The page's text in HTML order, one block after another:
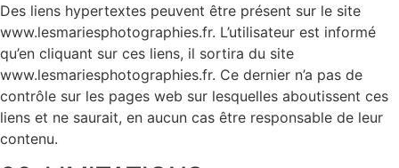
Des liens hypertextes peuvent être présent sur le site
www.lesmariesphotographies.fr. L’utilisateur est informé
qu’en cliquant sur ces liens, il sortira du site
www.lesmariesphotographies.fr. Ce dernier n’a pas de
contrôle sur les pages web sur lesquelles aboutissent ces
liens et ne saurait, en aucun cas être responsable de leur
contenu.